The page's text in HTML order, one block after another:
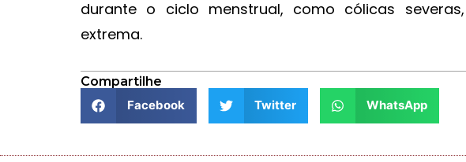
durante o ciclo menstrual, como cólicas
extrema.
Compartilhe
Facebook
Twitter WhatsApp